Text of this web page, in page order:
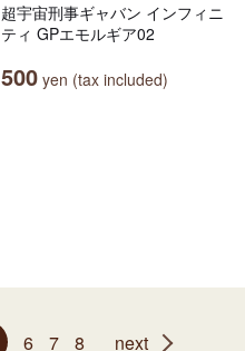
超宇宙刑事ギャバン インフィニ
ティ GPエモルギア02
500 yen (tax included)
6 7 8 next